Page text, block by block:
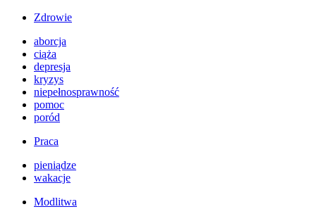
Zdrowie
aborcja
ciąża
depresja
kryzys
niepełnosprawność
pomoc
poród
Praca
pieniądze
wakacje
Modlitwa